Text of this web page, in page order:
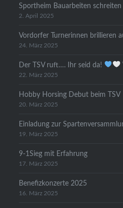
Sportheim Bauarbeiten schreiten
2. April 2025
Vordorfer Turnerinnen brillieren
24. März 2025
Der TSV ruft…. Ihr seid da!
22. März 2025
Hobby Horsing Debut beim TSV
20. März 2025
Einladung zur
19. März 2025
9-1Sieg mit Erfahrung
17. März 2025
Benefizkonzerte 2025
16. März 2025